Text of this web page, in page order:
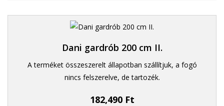
Dani gardrób 200 cm II.
A terméket összeszerelt állapotban szállítjuk, a fogó
nincs felszerelve, de tartozék.
182,490 Ft